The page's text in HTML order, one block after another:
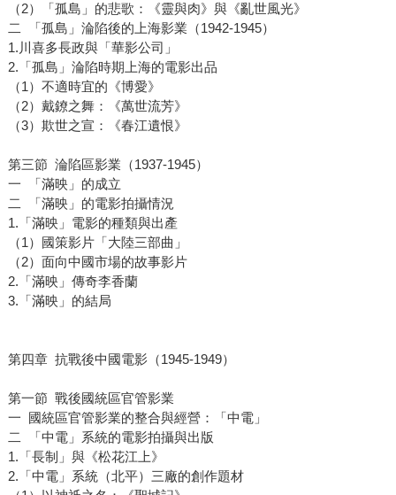
（2）「孤島」的悲歌：《靈與肉》與《亂世風光》
二 「孤島」淪陷後的上海影業（1942-1945）
1.川喜多長政與「華影公司」
2.「孤島」淪陷時期上海的電影出品
（1）不適時宜的《博愛》
（2）戴鐐之舞：《萬世流芳》
（3）欺世之宣：《春江遺恨》
第三節 淪陷區影業（1937-1945）
一 「滿映」的成立
二 「滿映」的電影拍攝情況
1.「滿映」電影的種類與出產
（1）國策影片「大陸三部曲」
（2）面向中國市場的故事影片
2.「滿映」傳奇李香蘭
3.「滿映」的結局
第四章 抗戰後中國電影（1945-1949）
第一節 戰後國統區官管影業
一 國統區官管影業的整合與經營：「中電」
二 「中電」系統的電影拍攝與出版
1.「長制」與《松花江上》
2.「中電」系統（北平）三廠的創作題材